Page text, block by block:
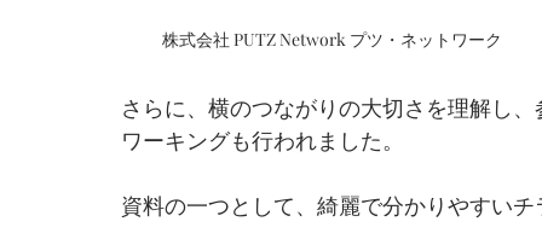
株式会社 PUTZ Network プツ・ネットワーク
さらに、横のつながりの大切さを理解し
ワーキングも行われました。
資料の一つとして、綺麗で分かりやすい